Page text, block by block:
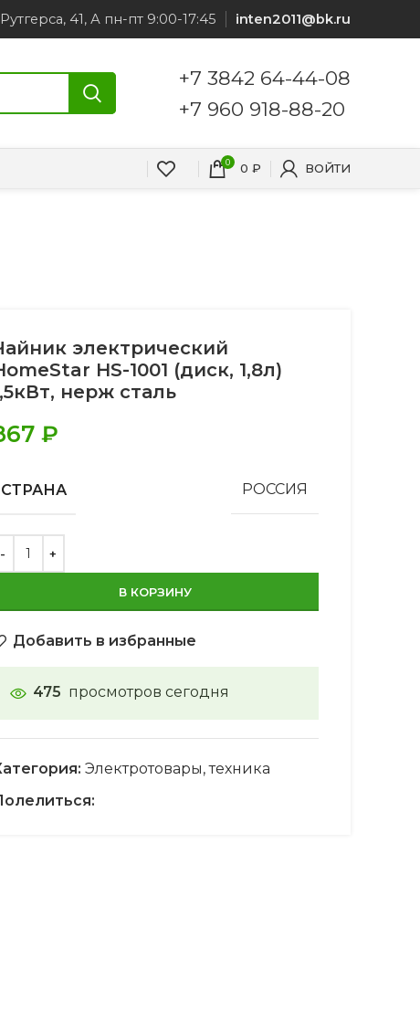
41, А пн-пт 9:00-17:45 inten2011@bk.ru
+7 3842 64-44-08
+7 960 918-88-20
0 0 ₽ ВОЙТИ
электрический
HS-1001 (диск, 1,8л)
нерж сталь
₽
СТРАНА РОССИЯ
В КОРЗИНУ
Добавить в избранные
475 просмотров сегодня
Электротовары, техника